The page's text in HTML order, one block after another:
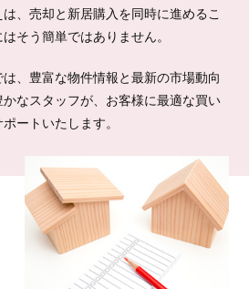
、売却と新居購入を同時に進めるこ
そう簡単ではありません。
、豊富な物件情報と最新の市場動向
なスタッフが、お客様に最適な買い
ートいたします。